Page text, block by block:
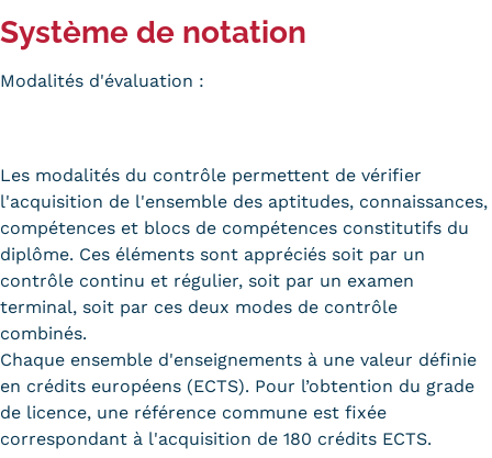
Système de notation
Modalités d'évaluation :
Les modalités du contrôle permettent de vérifier
l'acquisition de l'ensemble des aptitudes, connaissances,
compétences et blocs de compétences constitutifs du
diplôme. Ces éléments sont appréciés soit par un
contrôle continu et régulier, soit par un examen
terminal, soit par ces deux modes de contrôle
combinés.
Chaque ensemble d'enseignements à une valeur définie
en crédits européens (ECTS). Pour l’obtention du grade
de licence, une référence commune est fixée
correspondant à l'acquisition de 180 crédits ECTS.